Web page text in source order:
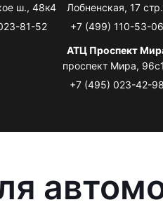
ш., 48к4
81-52
Лобненская, 17
+7 (499) 110-53-06
АТЦ Проспект
проспект Мира,
+7 (495) 023-42-98